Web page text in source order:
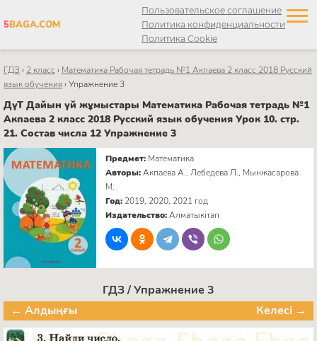
5BAGA.COM
Пользовательское соглашение
Политика конфиденциальности
Политика Cookie
ГДЗ › 2 класс › Математика Рабочая тетрадь №1 Акпаева 2 класс 2018 Русский
язык обучения›Упражнение 3
ДүТ Дайын үй жұмыстары Математика Рабочая тетрадь №1
Акпаева 2 класс 2018 Русский язык обучения Урок 10. стр.
21. Состав числа 12 Упражнение 3
Предмет: Математика
Авторы:Акпаева А., Лебедева Л., Мынжасарова
М.
Год: 2019, 2020, 2021 год
Издательство:Алматыкітап
ГДЗ / Упражнение 3
← Алдыңғы
Келесі →